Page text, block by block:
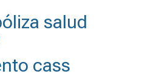
salud
cass